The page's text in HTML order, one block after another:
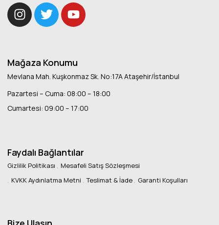
Mağaza Konumu
Mevlana Mah. Kuşkonmaz Sk. No:17A Ataşehir/İstanbul
Pazartesi – Cuma: 08:00 – 18:00
Cumartesi: 09:00 – 17:00
Faydalı Bağlantılar
Gizlilik Politikası
Mesafeli Satış Sözleşmesi
KVKK Aydınlatma Metni
Teslimat & İade Garanti Koşulları